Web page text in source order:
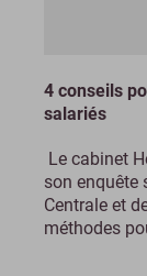
4 conseils
salariés
Le cabinet
son enquête
Centrale et
méthodes